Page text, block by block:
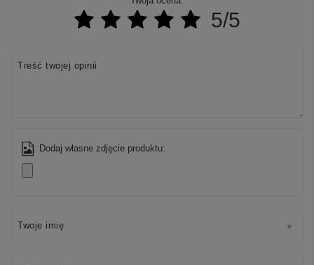
5/5
Treść twojej opinii
Dodaj własne zdjęcie produktu:
Twoje imię